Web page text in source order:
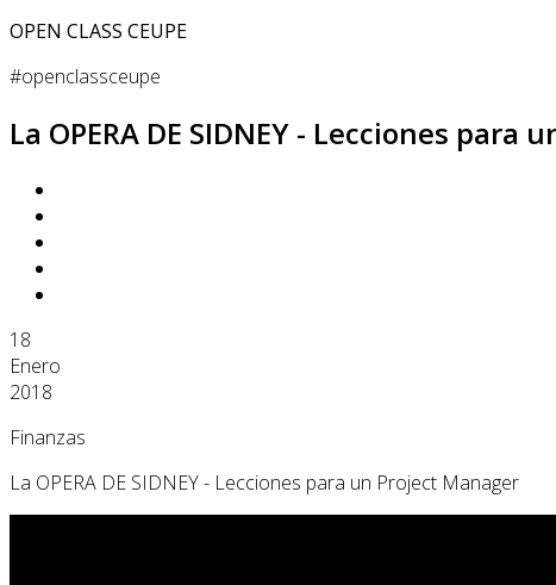
OPEN CLASS CEUPE
#openclassceupe
La OPERA DE SIDNEY - Lecciones para
18
Enero
2018
Finanzas
La OPERA DE SIDNEY - Lecciones para un Project Manager